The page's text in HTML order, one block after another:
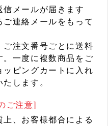
信メールが届きます
連絡メールをもって
ご注文番号ごとに送料
。一度に複数商品をご
ピングカートに入れ
します。
ご注意]
上、お客様都合による